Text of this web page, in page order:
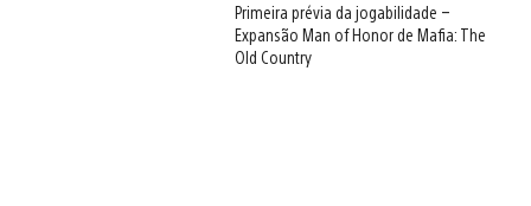
Primeira prévia da jogabilidade –
Expansão Man of Honor de Mafia: The
Old Country